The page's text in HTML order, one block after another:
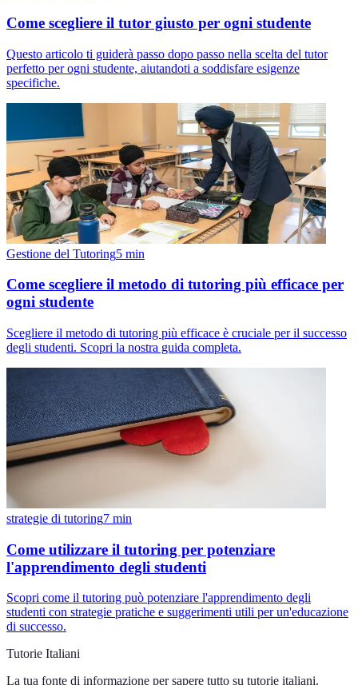
Come scegliere il tutor giusto per ogni studente
Questo articolo ti guiderà passo dopo passo nella scelta del tutor
perfetto per ogni studente, aiutandoti a soddisfare esigenze
specifiche.
Gestione del Tutoring5 min
Come scegliere il metodo di tutoring più efficace per
ogni studente
Scegliere il metodo di tutoring più efficace è cruciale per il successo
degli studenti. Scopri la nostra guida completa.
strategie di tutoring7 min
Come utilizzare il tutoring per potenziare
l'apprendimento degli studenti
Scopri come il tutoring può potenziare l'apprendimento degli
studenti con strategie pratiche e suggerimenti utili per un'educazione
di successo.
Tutorie Italiani
La tua fonte di informazione per sapere tutto su tutorie italiani.